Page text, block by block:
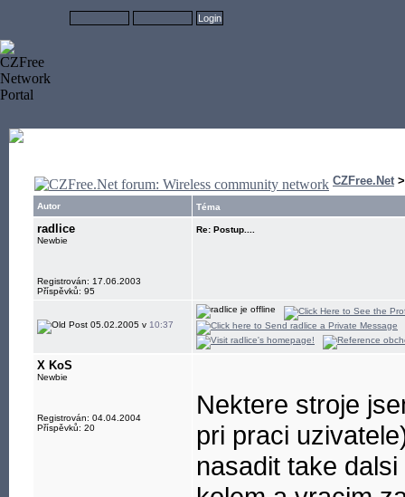
CZFree.Net
Autor Téma
radlice
Newbie
Registrován: 17.06.2003
Příspěvků: 95
Re: Postup....
05.02.2005 v 10:37
X KoS
Newbie
Registrován: 04.04.2004
Příspěvků: 20
Nektere stroje
pri praci
nasadit take